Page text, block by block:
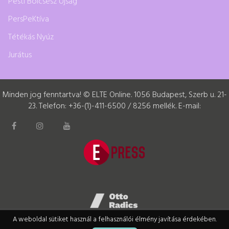
A weboldal sütiket használ a felhasználói élmény javítása érdekében.
PersPeKtíva
Tétékás Nyúz
Jurátus
Minden jog fenntartva! © ELTE Online. 1056 Budapest, Szerb u. 21-
23. Telefon: +36-(1)-411-6500 / 8256 mellék. E-mail: